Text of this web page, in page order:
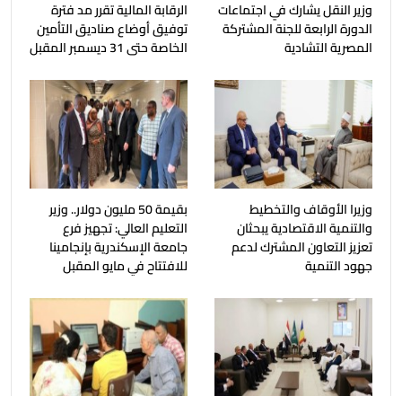
وزير النقل يشارك في اجتماعات
الدورة الرابعة للجنة المشتركة
المصرية التشادية
الرقابة المالية تقرر مد فترة
توفيق أوضاع صناديق التأمين
الخاصة حتى 31 ديسمبر المقبل
وزيرا الأوقاف والتخطيط
والتنمية الاقتصادية يبحثان
تعزيز التعاون المشترك لدعم
جهود التنمية
بقيمة 50 مليون دولار.. وزير
التعليم العالي: تجهيز فرع
جامعة الإسكندرية بإنجامينا
للافتتاح في مايو المقبل